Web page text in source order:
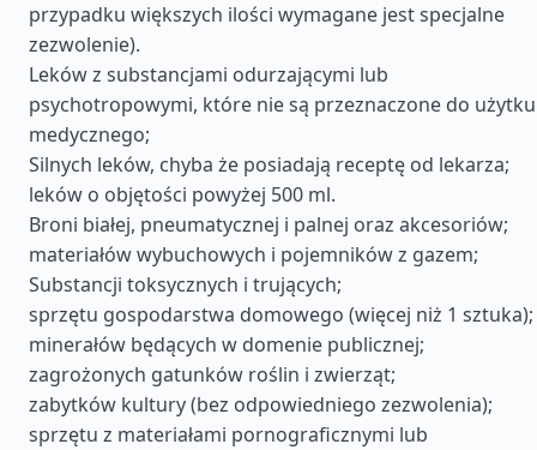
przypadku większych ilości wymagane jest specjalne
zezwolenie).
Leków z substancjami odurzającymi lub
psychotropowymi, które nie są przeznaczone do użytku
medycznego;
Silnych leków, chyba że posiadają receptę od lekarza;
leków o objętości powyżej 500 ml.
Broni białej, pneumatycznej i palnej oraz akcesoriów;
materiałów wybuchowych i pojemników z gazem;
Substancji toksycznych i trujących;
sprzętu gospodarstwa domowego (więcej niż 1 sztuka);
minerałów będących w domenie publicznej;
zagrożonych gatunków roślin i zwierząt;
zabytków kultury (bez odpowiedniego zezwolenia);
sprzętu z materiałami pornograficznymi lub